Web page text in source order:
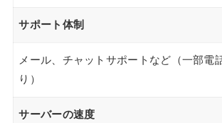
サポート体制
メール、チャットサポートなど（一部電
り）
サーバーの速度